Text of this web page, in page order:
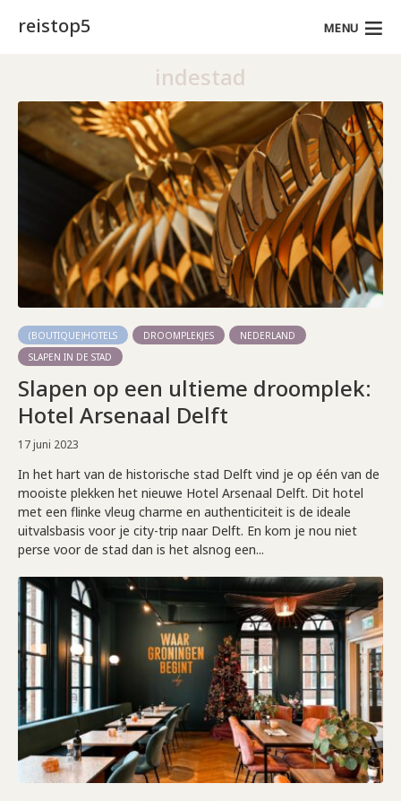
reistop5 MENU
indestad
(BOUTIQUE)HOTELS DROOMPLEKJES
NEDERLAND
SLAPEN IN DE STAD
Slapen op een ultieme droomplek:
Hotel Arsenaal Delft
17 juni 2023
In het hart van de historische stad Delft vind je op één van de
mooiste plekken het nieuwe Hotel Arsenaal Delft. Dit hotel
met een flinke vleug charme en authenticiteit is de ideale
uitvalsbasis voor je city-trip naar Delft. En kom je nou niet
perse voor de stad dan is het alsnog een...